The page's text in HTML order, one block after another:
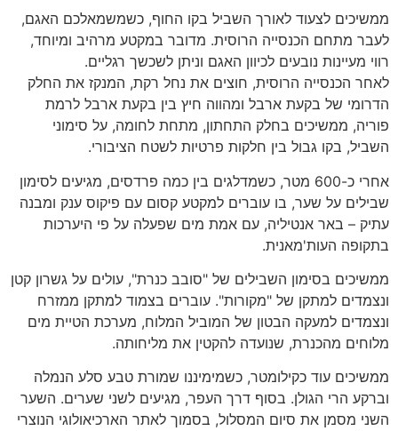
ממשיכים לצעוד לאורך השביל בקו החוף, כשמשמאלכם האגם,
לעבר מתחם הכנסייה הרוסית. מדובר במקטע מרהיב ומיוחד,
רווי מעיינות נובעים לכיוון האגם וניתן לשכשך רגליים.
לאחר הכנסייה הרוסית, חוצים את נחל רקת, המנקז את החלק
הדרומי של בקעת ארבל ומהווה חיץ בין בקעת ארבל לרמת
פוריה, ממשיכים בחלק התחתון, מתחת לחומה, על סימוני
השביל, בקו גבול בין חלקות פרטיות לשטח הציבורי.
אחרי כ-600 מטר, כשמדלגים בין כמה פרדסים, מגיעים לסימון
שבילים על שער, בו עוברים למקטע קסום עם פיקוס ענק ומבנה
עתיק – באר אנטיליה, עם אמת מים שפעלה על פי היערכות
בתקופה העות'מאנית.
ממשיכים בסימון השבילים של "סובב כנרת", עולים על גשרון קטן
ונצמדים למתקן של "מקורות". עוברים בצמוד למתקן ממזרח
ונצמדים למעקה הבטון של המוביל המלוח, מערכת הטיית מים
מלוחים מהכנרת, שנועדה להקטין את מליחותה.
ממשיכים עוד כקילומטר, כשמימיננו שמורת טבע סלע הנמלה
וברקע הרי הגולן. בסוף דרך העפר, מגיעים לשני שערים. השער
השני מסמן את סיום המסלול, בסמוך לאתר הארכיאולוגי הנוצרי